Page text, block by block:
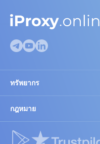
ทรัพยากร
FAQ
บล็อก
พันธมิตรและส่วนลด
กฎหมาย
ความเชื่อมั่นและกฎหมาย